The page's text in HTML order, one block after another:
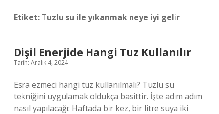
Etiket: Tuzlu su ile yıkanmak neye iyi gelir
Dişil Enerjide Hangi Tuz Kullanılır
Tarih: Aralık 4, 2024
Esra ezmeci hangi tuz kullanılmalı? Tuzlu su
tekniğini uygulamak oldukça basittir. İşte adım adım
nasıl yapılacağı: Haftada bir kez, bir litre suya iki